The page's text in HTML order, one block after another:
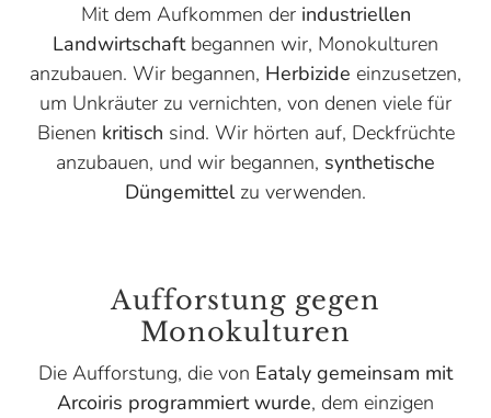
Mit dem Aufkommen derindustriellen
Landwirtschaftbegannen wir, Monokulturen
anzubauen. Wir begannen, Herbizide einzusetzen,
um Unkräuter zu vernichten, von denen viele für
Bienen kritisch sind. Wir hörten auf, Deckfrüchte
anzubauen, und wir begannen, synthetische
Düngemittelzu verwenden.
Aufforstung gegen
Monokulturen
Die Aufforstung, die von Eataly gemeinsam mit
Arcoiris programmiert wurde, dem einzigen